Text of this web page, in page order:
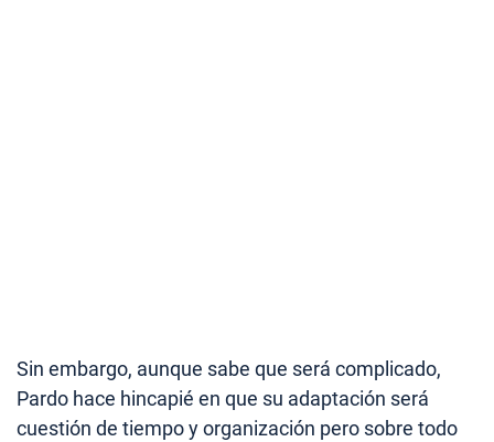
Sin embargo, aunque sabe que será complicado,
Pardo hace hincapié en que su adaptación será
cuestión de tiempo y organización pero sobre todo